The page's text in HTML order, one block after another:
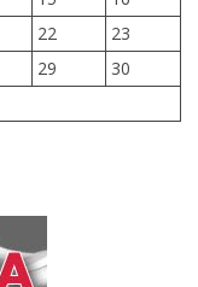
22
23
29
30